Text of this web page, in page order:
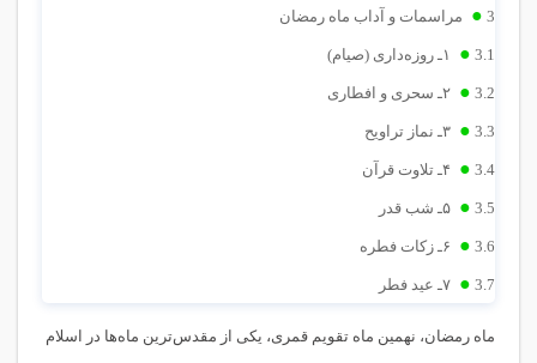
3 مراسمات و آداب ماه رمضان
3.1 ۱ـ روزه‌داری (صیام)
3.2 ۲ـ سحری و افطاری
3.3 ۳ـ نماز تراویح
3.4 ۴ـ تلاوت قرآن
3.5 ۵ـ شب قدر
3.6 ۶ـ زکات فطره
3.7 ۷ـ عید فطر
ماه رمضان، نهمین ماه تقویم قمری، یکی از مقدس‌ترین ماه‌ها در اسلام